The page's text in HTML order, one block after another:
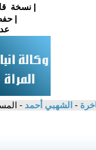
|نسخة
|
- الشهبي أحمد -